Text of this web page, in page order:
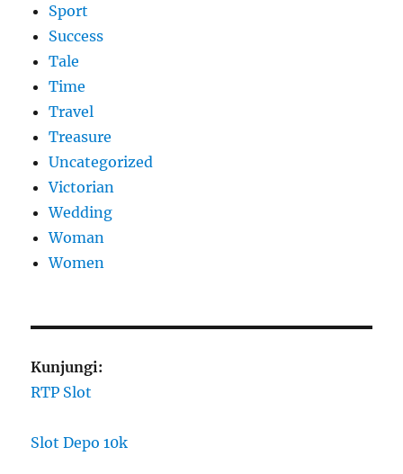
Sport
Success
Tale
Time
Travel
Treasure
Uncategorized
Victorian
Wedding
Woman
Women
Kunjungi:
RTP Slot
Slot Depo 10k